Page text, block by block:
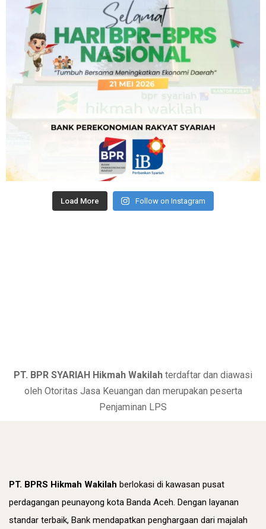
Load More Follow on Instagram
PT. BPR SYARIAH Hikmah Wakilah terdaftar dan diawasi
oleh Otoritas Jasa Keuangan dan merupakan peserta
Penjaminan LPS
PT. BPRS Hikmah Wakilah berlokasi di kawasan pusat
perdagangan peunayong kota Banda Aceh. Dengan layanan
standar terbaik, Bank mendapatkan penghargaan dari majalah